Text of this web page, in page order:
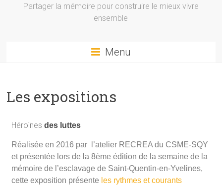
Partager la mémoire pour construire le mieux vivre
ensemble
Menu
Les expositions
Héroïnes des luttes
Réalisée en 2016 par l’atelier RECREA du CSME-SQY
et présentée lors de la 8ème édition de la semaine de la
mémoire de l’esclavage de Saint-Quentin-en-Yvelines,
cette exposition présente les rythmes et courants